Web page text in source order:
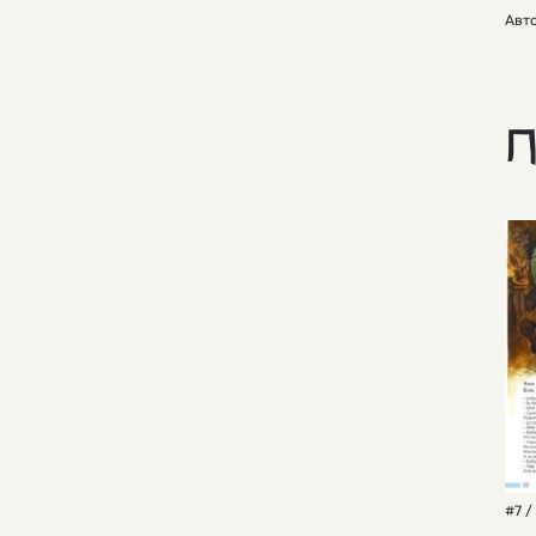
#7 /